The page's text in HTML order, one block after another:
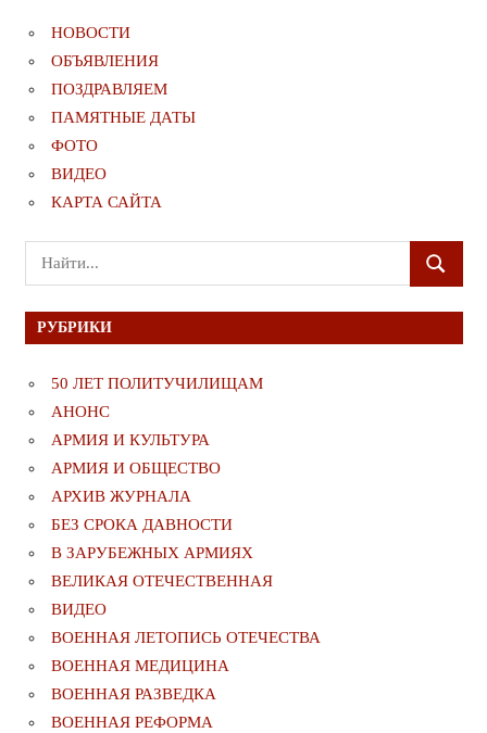
НОВОСТИ
ОБЪЯВЛЕНИЯ
ПОЗДРАВЛЯЕМ
ПАМЯТНЫЕ ДАТЫ
ФОТО
ВИДЕО
КАРТА САЙТА
Поиск
для:
ПОИСК
РУБРИКИ
50 ЛЕТ ПОЛИТУЧИЛИЩАМ
АНОНС
АРМИЯ И КУЛЬТУРА
АРМИЯ И ОБЩЕСТВО
АРХИВ ЖУРНАЛА
БЕЗ СРОКА ДАВНОСТИ
В ЗАРУБЕЖНЫХ АРМИЯХ
ВЕЛИКАЯ ОТЕЧЕСТВЕННАЯ
ВИДЕО
ВОЕННАЯ ЛЕТОПИСЬ ОТЕЧЕСТВА
ВОЕННАЯ МЕДИЦИНА
ВОЕННАЯ РАЗВЕДКА
ВОЕННАЯ РЕФОРМА